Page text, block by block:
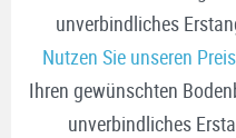
unverbindliches
Nutzen Sie unseren
Ihren gewünschten
unverbindliches